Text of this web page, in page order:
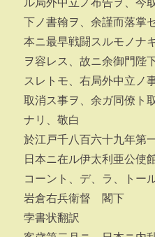
下ノ書翰ヲ、余謹而落掌
本ニ最早戦闘スルモノナ
ヲ容レス、故ニ余御門陛
スレトモ、右局外中立ノ
取消ス事ヲ、余ガ同僚ト
ナリ、敬白
於江戸千八百六十九年第
日本ニ在ル伊太利亜公使
コーント、デ、ラ、トー
岩倉右兵衛督 閣下
孛書状翻訳